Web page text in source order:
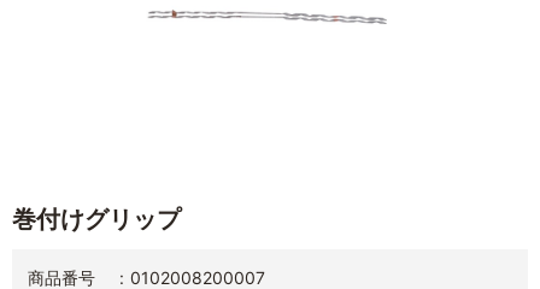
巻付けグリップ
商品番号
0102008200007